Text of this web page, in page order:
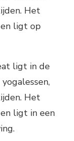
Het
ligt op
ligt in de
Het
ligt in een